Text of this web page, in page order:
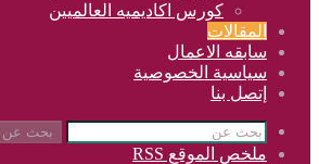
كورس اكاديميه العالميين
المقالات
سابقه الاعمال
سياسية الخصوصية
إتصل بنا
بحث عن
ملخص الموقع RSS